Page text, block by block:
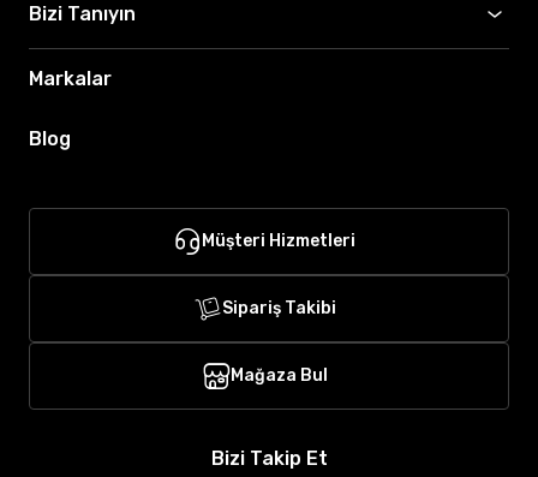
Bizi Tanıyın
Markalar
Blog
Müşteri Hizmetleri
Sipariş Takibi
Mağaza Bul
Bizi Takip Et